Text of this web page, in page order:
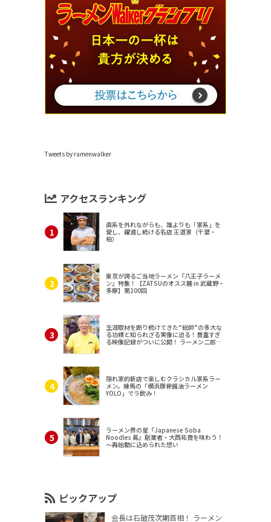
Tweets by ramenwalker
アクセスランキング
直系を外れながらも、誰よりも「家系」を
愛し、躍進し続ける名店 王道家（千葉・
柏）
東京が誇るご当地ラーメン『八王子ラーメ
ン』特集！【ZATSUのオスス麺 in 武蔵野・
多摩】第100回
生涯取材を断り続けてきた“総帥”の多大な
る功績と知られざる実像に迫る！貴重すぎ
る映像記録がついに公開！ ラーメン二郎
隠れ家的新店で楽しむクラシカル家系ラー
メン。練馬の「横浜豚骨醤油ラーメン
YOLO」でラ飲み！
ラーメン界の星『Japanese Soba
Noodles 蔦』創業者・大西祐貴を味わう！
～再始動に込められた想い
ピックアップ
会長は石破茂次期首相！ ラーメン